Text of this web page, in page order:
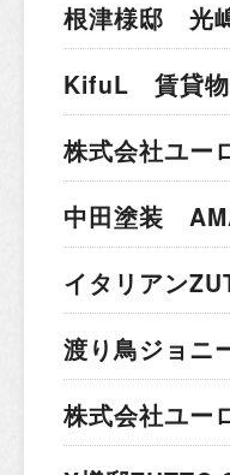
根津様邸 光
KifuL 賃貸
株式会社ユ
中田塗装
イタリアン
渡り鳥ジョニ
株式会社ユ